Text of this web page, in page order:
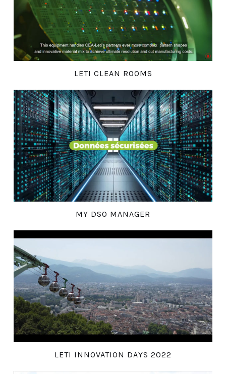
LETI CLEAN ROOMS
MY DSO MANAGER
LETI INNOVATION DAYS 2022